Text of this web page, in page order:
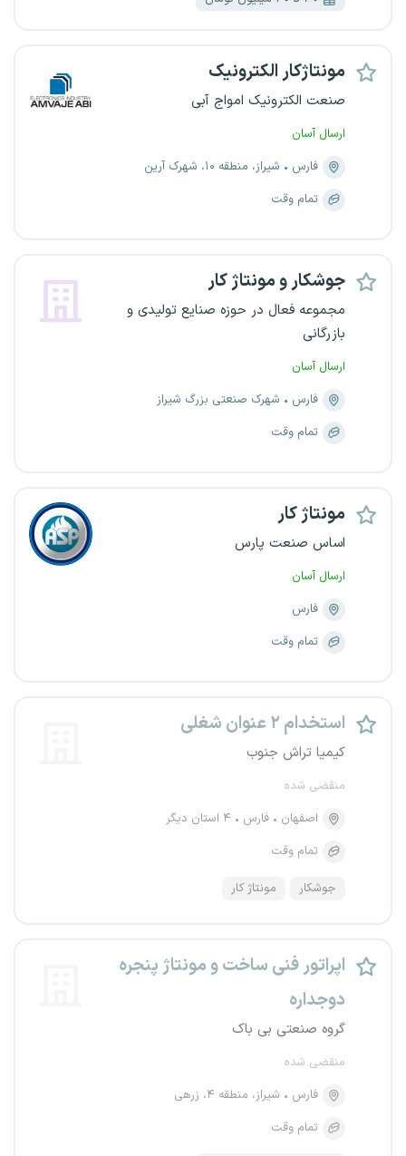
مونتاژکار الکترونیک
صنعت الکترونیک امواج آبی
ارسال آسان
فارس
شیراز، منطقه ۱۰، شهرک آرین
تمام وقت
جوشکار و مونتاژ کار
مجموعه فعال در حوزه صنایع تولیدی و
بازرگانی
ارسال آسان
فارس
شهرک صنعتی بزرگ شیراز
تمام وقت
مونتاژ کار
اساس صنعت پارس
ارسال آسان
فارس
تمام وقت
استخدام ۲ عنوان شغلی
کیمیا تراش جنوب
منقضی شده
اصفهان
فارس
۴ استان دیگر
تمام وقت
جوشکار مونتاژ کار
اپراتور فنی ساخت و مونتاژ پنجره
دوجداره
گروه صنعتی بی باک
منقضی شده
فارس
شیراز، منطقه ۴، زرهی
تمام وقت